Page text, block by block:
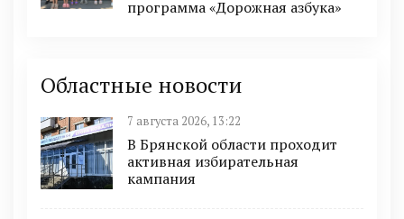
программа «Дорожная азбука»
Областные новости
7 августа 2026, 13:22
В Брянской области проходит
активная избирательная
кампания